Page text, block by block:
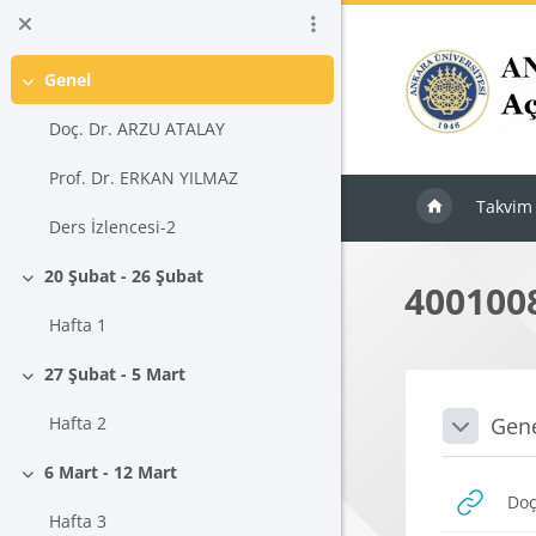
Ana içeriğe git
Daralt
Genel
Doç. Dr. ARZU ATALAY
Prof. Dr. ERKAN YILMAZ
Ders İzlencesi-2
Daralt
20 Şubat - 26 Şubat
Hafta 1
Daralt
27 Şubat - 5 Mart
Hafta 2
Daralt
6 Mart - 12 Mart
Hafta 3
Takvim
Daralt